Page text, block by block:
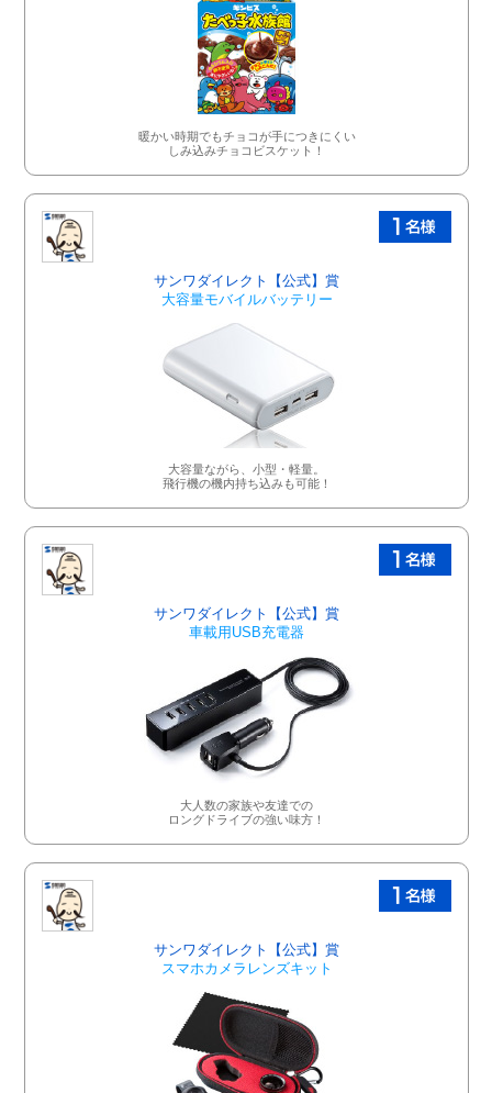
暖かい時期でもチョコが手につきにくい
しみ込みチョコビスケット！
サンワダイレクト【公式】賞
大容量モバイルバッテリー
大容量ながら、小型・軽量。
飛行機の機内持ち込みも可能！
サンワダイレクト【公式】賞
車載用USB充電器
大人数の家族や友達での
ロングドライブの強い味方！
サンワダイレクト【公式】賞
スマホカメラレンズキット